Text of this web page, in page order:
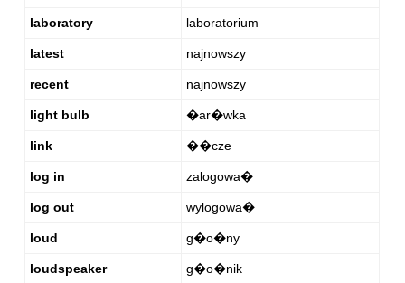
laboratory laboratorium
latest najnowszy
recent najnowszy
light bulb �ar�wka
link ��cze
log in zalogowa�
log out wylogowa�
loud g�o�ny
loudspeaker g�o�nik